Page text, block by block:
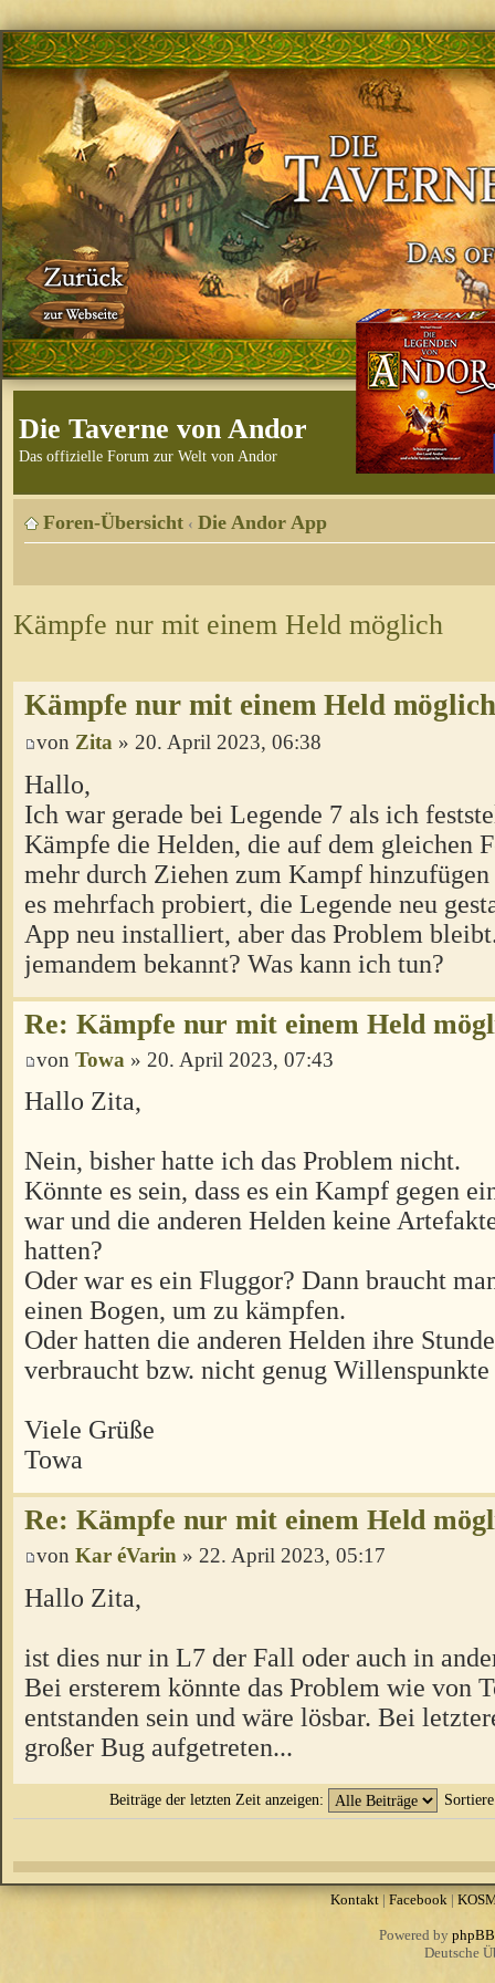
Die Taverne von Andor
Das offizielle Forum zur Welt von Andor
Foren-Übersicht ‹ Die Andor App
Kämpfe nur mit einem Held möglich
Kämpfe nur mit einem Held möglich
von Zita » 20. April 2023, 06:38
Hallo,
Ich war gerade bei Legende 7 als ich
Kämpfe die Helden, die auf dem gleichen
mehr durch Ziehen zum Kampf
es mehrfach probiert, die Legende neu
App neu installiert, aber das Problem
jemandem bekannt? Was kann ich tun?
Re: Kämpfe nur mit einem Held
von Towa » 20. April 2023, 07:43
Hallo Zita,
Nein, bisher hatte ich das Problem nicht.
Könnte es sein, dass es ein Kampf gegen
war und die anderen Helden keine
hatten?
Oder war es ein Fluggor? Dann braucht
einen Bogen, um zu kämpfen.
Oder hatten die anderen Helden ihre
verbraucht bzw. nicht genug
Viele Grüße
Towa
Re: Kämpfe nur mit einem Held
von Kar éVarin » 22. April 2023, 05:17
Hallo Zita,
ist dies nur in L7 der Fall oder auch in
Bei ersterem könnte das Problem wie von
entstanden sein und wäre lösbar. Bei
großer Bug aufgetreten...
Beiträge der letzten Zeit anzeigen:
Kontakt| Facebook|
Powered by phpBB
Deutsche